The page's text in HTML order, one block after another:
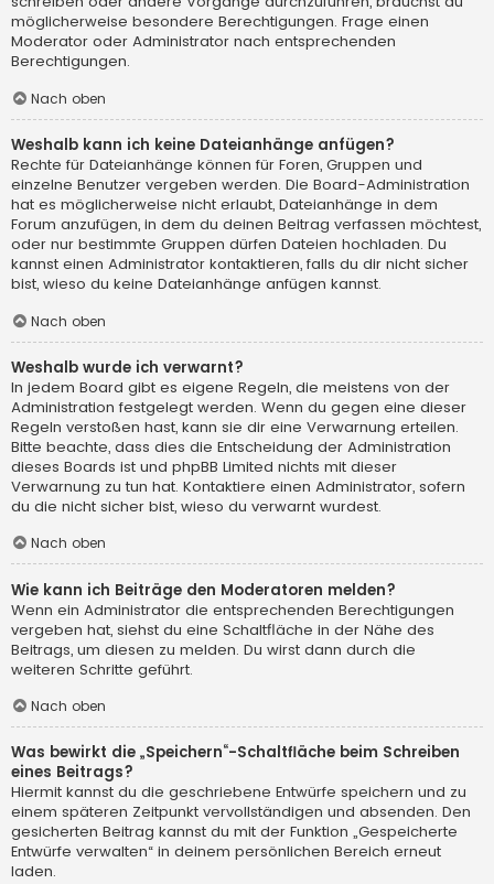
möglicherweise besondere Berechtigungen. Frage einen
Moderator oder Administrator nach entsprechenden
Berechtigungen.
Nach oben
Weshalb kann ich keine Dateianhänge anfügen?
Rechte für Dateianhänge können für Foren, Gruppen und
einzelne Benutzer vergeben werden. Die Board-Administration
hat es möglicherweise nicht erlaubt, Dateianhänge in dem
Forum anzufügen, in dem du deinen Beitrag verfassen möchtest,
oder nur bestimmte Gruppen dürfen Dateien hochladen. Du
kannst einen Administrator kontaktieren, falls du dir nicht sicher
bist, wieso du keine Dateianhänge anfügen kannst.
Nach oben
Weshalb wurde ich verwarnt?
In jedem Board gibt es eigene Regeln, die meistens von der
Administration festgelegt werden. Wenn du gegen eine dieser
Regeln verstoßen hast, kann sie dir eine Verwarnung erteilen.
Bitte beachte, dass dies die Entscheidung der Administration
dieses Boards ist und phpBB Limited nichts mit dieser
Verwarnung zu tun hat. Kontaktiere einen Administrator, sofern
du die nicht sicher bist, wieso du verwarnt wurdest.
Nach oben
Wie kann ich Beiträge den Moderatoren melden?
Wenn ein Administrator die entsprechenden Berechtigungen
vergeben hat, siehst du eine Schaltfläche in der Nähe des
Beitrags, um diesen zu melden. Du wirst dann durch die
weiteren Schritte geführt.
Nach oben
Was bewirkt die „Speichern“-Schaltfläche beim Schreiben
eines Beitrags?
Hiermit kannst du die geschriebene Entwürfe speichern und zu
einem späteren Zeitpunkt vervollständigen und absenden. Den
gesicherten Beitrag kannst du mit der Funktion „Gespeicherte
Entwürfe verwalten“ in deinem persönlichen Bereich erneut
laden.